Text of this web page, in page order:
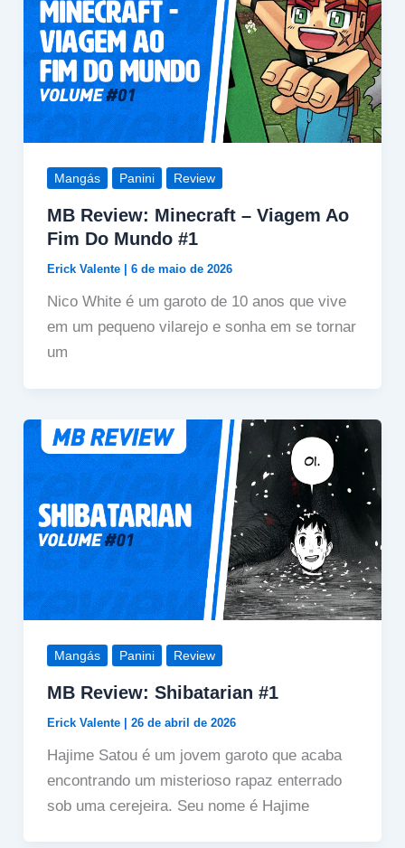
Mangás Panini Review
MB Review: Minecraft – Viagem Ao
Fim Do Mundo #1
Erick Valente 6 de maio de 2026
Nico White é um garoto de 10 anos que vive
em um pequeno vilarejo e sonha em se tornar
um
Mangás Panini Review
MB Review: Shibatarian #1
Erick Valente 26 de abril de 2026
Hajime Satou é um jovem garoto que acaba
encontrando um misterioso rapaz enterrado
sob uma cerejeira. Seu nome é Hajime